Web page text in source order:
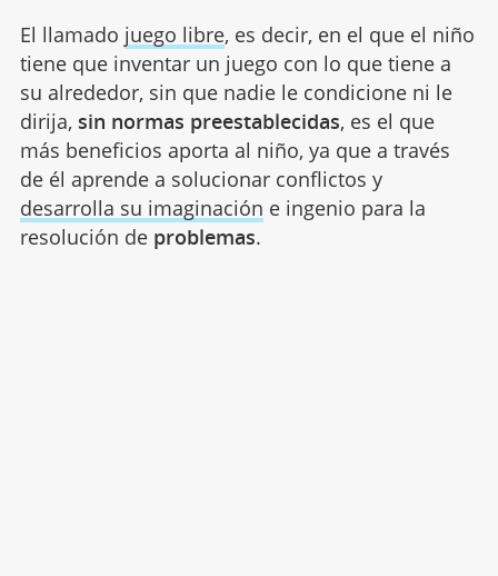
El llamado juego libre, es decir, en el que el niño
tiene que inventar un juego con lo que tiene a
su alrededor, sin que nadie le condicione ni le
dirija, sin normas preestablecidas, es el que
más beneficios aporta al niño, ya que a través
de él aprende a solucionar conflictos y
desarrolla su imaginación e ingenio para la
resolución de problemas.